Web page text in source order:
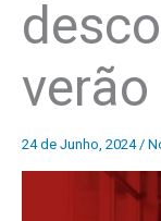
verão
24 de Junho, 2024 /